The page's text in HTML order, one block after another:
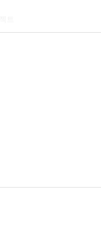
크네와 메트릭으로 무장하라